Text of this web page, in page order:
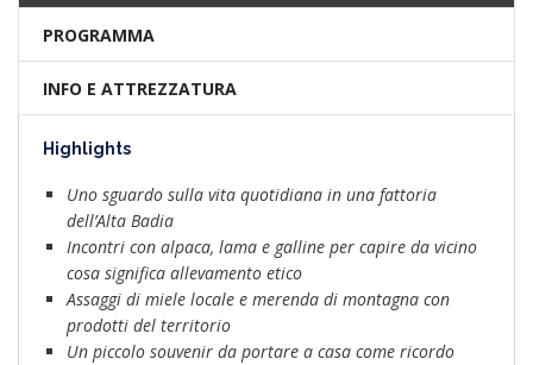
PROGRAMMA
INFO E ATTREZZATURA
Highlights
Uno sguardo sulla vita quotidiana in una fattoria
dell’Alta Badia
Incontri con alpaca, lama e galline per capire da vicino
cosa significa allevamento etico
Assaggi di miele locale e merenda di montagna con
prodotti del territorio
Un piccolo souvenir da portare a casa come ricordo